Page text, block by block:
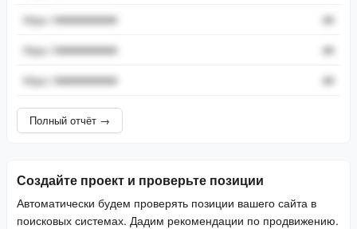
https://###########
##
https://###########
##
https://###########
##
Полный отчёт →
Создайте проект и проверьте позиции
Автоматически будем проверять позиции вашего сайта в
поисковых системах. Дадим рекомендации по продвижению.